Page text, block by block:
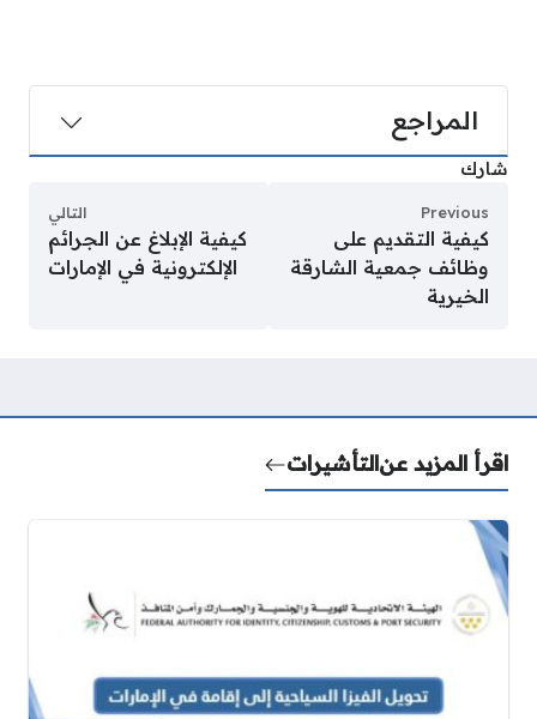
المراجع
شارك
Previous
كيفية التقديم على
وظائف جمعية الشارقة
الخيرية
التالي
كيفية الإبلاغ عن الجرائم
الإلكترونية في الإمارات
اقرأ المزيد عنالتأشيرات